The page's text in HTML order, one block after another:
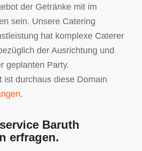
der Getränke mit im
sein. Unsere Catering
hat komplexe Caterer
der Ausrichtung und
geplanten Party.
ist durchaus diese Domain
.
Baruth
erfragen.